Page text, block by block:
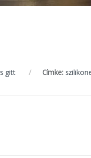
gitt Címke: